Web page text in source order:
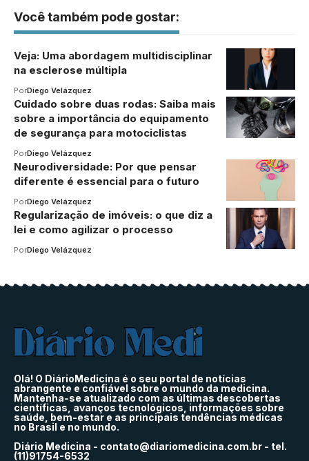
Você também pode gostar:
Veja: Uma abordagem multidisciplinar
na esclerose múltipla
PorDiego Velázquez
Cuidado sobre duas rodas: Saiba mais
sobre a importância do equipamento
de segurança para motociclistas
PorDiego Velázquez
Neurodiversidade: Por que pensar
diferente é essencial para o futuro
PorDiego Velázquez
Regularização de imóveis: o que diz a
lei e como agilizar o processo
PorDiego Velázquez
Olá! O DiárioMedicina é o seu portal de notícias
abrangente e confiável sobre o mundo da medicina.
Mantenha-se atualizado com as últimas descobertas
científicas, avanços tecnológicos, informações sobre
saúde, bem-estar e as principais tendências médicas
no Brasil e no mundo.
Diário Medicina - contato@diariomedicina.com.br - tel.
(11)91754-6532